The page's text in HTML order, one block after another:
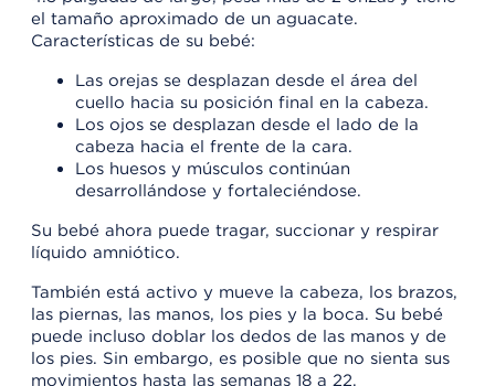
el tamaño aproximado de un aguacate.
Características de su bebé:
Las orejas se desplazan desde el área del
cuello hacia su posición final en la cabeza.
Los ojos se desplazan desde el lado de la
cabeza hacia el frente de la cara.
Los huesos y músculos continúan
desarrollándose y fortaleciéndose.
Su bebé ahora puede tragar, succionar y respirar
líquido amniótico.
También está activo y mueve la cabeza, los brazos,
las piernas, las manos, los pies y la boca. Su bebé
puede incluso doblar los dedos de las manos y de
los pies. Sin embargo, es posible que no sienta sus
movimientos hasta las semanas 18 a 22.